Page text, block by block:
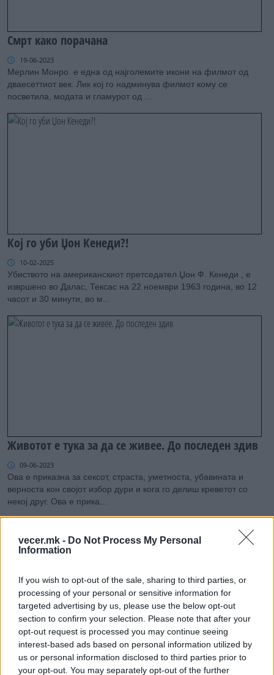
vecer.mk - Do Not Process My Personal
Information
If you wish to opt-out of the sale, sharing to third parties, or
processing of your personal or sensitive information for
targeted advertising by us, please use the below opt-out
section to confirm your selection. Please note that after your
opt-out request is processed you may continue seeing
interest-based ads based on personal information utilized by
us or personal information disclosed to third parties prior to
your opt-out. You may separately opt-out of the further
Смрт како порачана
19-06-2023
Мерлин Монро е една од најголемите икони на филмот од
дваесеттиот век. Лик кој го надминува филмот кому се
посветила, модата и гламурот од ...
Кој го уби Џон Кенеди?!
10-02-2025
Убиството на американскиот претседател Џон Ф. Кенеди , е
извршено во Далас, Тексас на 22 ноември 1963 година, во 12
часот и 30 минути, во м...
Животот е тука за да се живее. До последен здив
09-06-2023
Ова е приказна за сексот, страста, уметноста, убавината и
верноста кон својот избор дури и кога го делиш креветот со
некој друг. Ова е прика...
Нафтата владее: Од Рокфелер до ИСИС
28-04-2023